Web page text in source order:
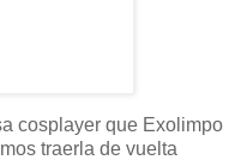
cosplayer que Exolimpo
traerla de vuelta